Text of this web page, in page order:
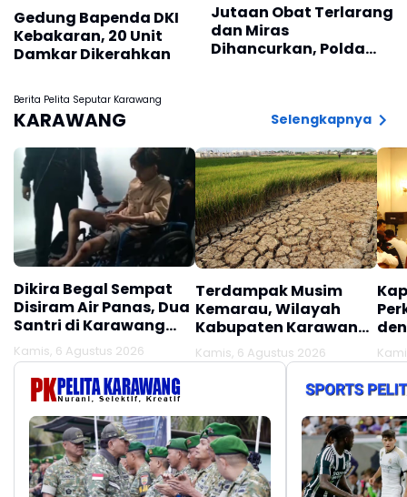
Gedung Bapenda DKI
Kebakaran, 20 Unit
Damkar Dikerahkan
Jutaan Obat Terlarang
dan Miras
Dihancurkan, Polda
Berita Pelita Seputar Karawang
KARAWANG Selengkapnya
Dikira Begal Sempat
Disiram Air Panas, Dua
Santri di Karawang
Terluka Akibat Aksi
Oknum Linmas
Kamis, 6 Agustus 2026
Terdampak Musim
Kemarau, Wilayah
Kabupaten Karawang
Kekeringan Makin
Meluas
Kamis, 6 Agustus 2026